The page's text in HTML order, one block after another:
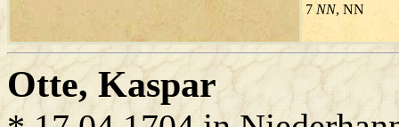
7 NN, NN
Otte, Kaspar